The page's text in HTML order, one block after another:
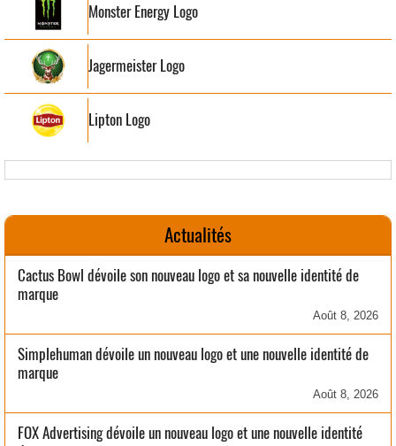
Monster Energy Logo
Jagermeister Logo
Lipton Logo
Actualités
Cactus Bowl dévoile son nouveau logo et sa nouvelle identité de
marque
Août 8, 2026
Simplehuman dévoile un nouveau logo et une nouvelle identité de
marque
Août 8, 2026
FOX Advertising dévoile un nouveau logo et une nouvelle identité